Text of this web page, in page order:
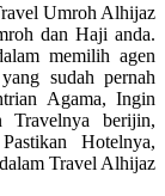
Umroh Alhijaz
dan Haji anda.
memilih agen
sudah pernah
Agama, Ingin
berijin,
Hotelnya,
Travel Alhijaz